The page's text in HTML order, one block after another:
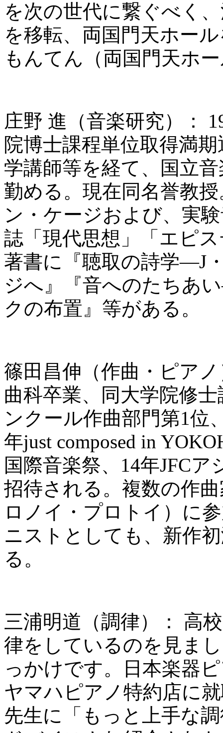
を次の世代に繋ぐべく
を移転、両国門天ホー
もんてん（両国門天ホ
庄野 進（音楽研究）：
院博士課程単位取得満
学講師等を経て、国立
勤める。現在同名誉教
ン・ケージおよび、実
誌「現代思想」「エピ
著書に『聴取の詩学—J
ジへ』『音へのたちあ
クの布置』等がある。
篠田昌伸（作曲・ピア
曲科卒業、同大学院修
ンクール作曲部門第1位
年just composed in
国際音楽祭、14年JFC
招待される。複数の作
ロノイ・プロトイ）に
ニストとしても、新作
る。
三浦明道（調律）： 高
律をしているのを見ま
っかけです。日本楽器
ヤマハピアノ特約店に
先生に「もっと上手な